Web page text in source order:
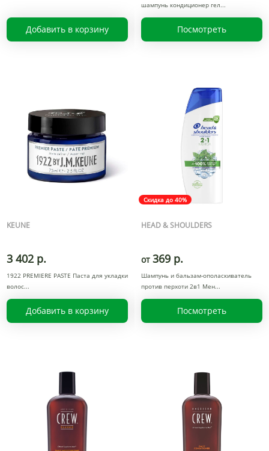
Добавить в корзину
шампунь кондиционер гел
Посмотреть
KEUNE
3 402 р.
1922 PREMIERE PASTE Паста для укладки
волос
Добавить в корзину
Скидка до 40%
HEAD & SHOULDERS
от 369 р.
Шампунь и бальзам-ополаскиватель
против перхоти 2в1 Мен
Посмотреть